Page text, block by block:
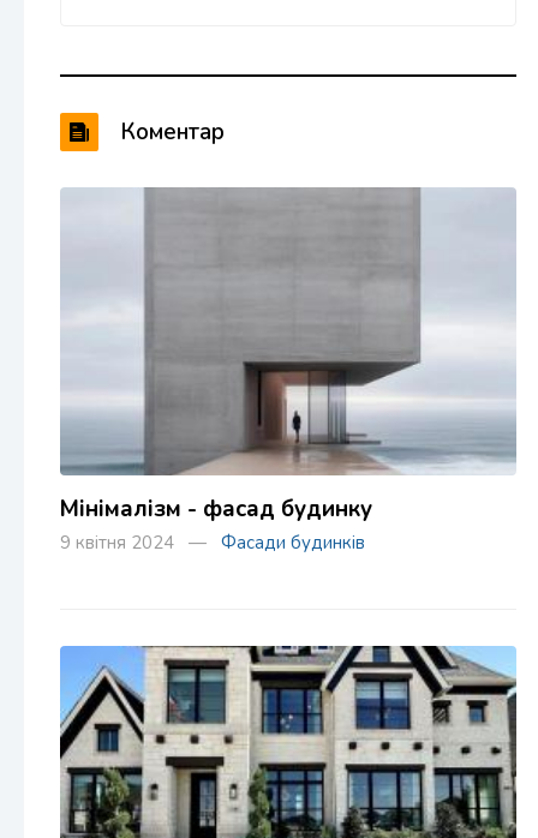
Коментар
Мінімалізм - фасад будинку
9 квітня 2024 — Фасади будинків